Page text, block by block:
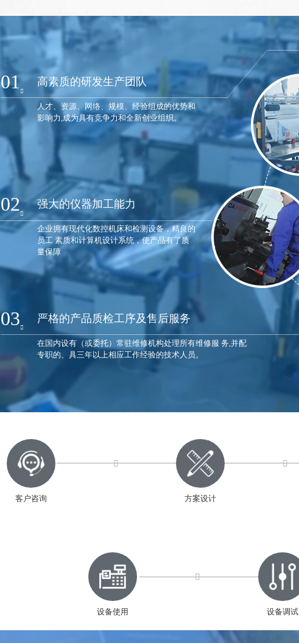
01 高素质的研发生产团队
人才、资源、网络、规模、经验组成的优势和
影响力,成为具有竞争力和全新创业组织。
02 强大的仪器加工能力
企业拥有现代化数控机床和检测设备，精良的
员工 素质和计算机设计系统，使产品有了质
量保障
03 严格的产品质检工序及售后服务
在国内设有（或委托）常驻维修机构处理所有维修服 务,并配
专职的、具三年以上相应工作经验的技术人员。
客户咨询 方案设计
设备调试
设备使用